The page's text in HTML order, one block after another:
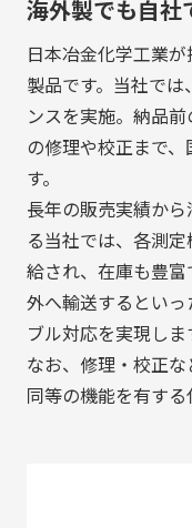
海外製でも自社
日本冶金化学工業
製品です。当社で
ンスを実施。納品
の修理や校正まで
す。
長年の販売実績か
る当社では、各測
給され、在庫も豊
外へ輸送するとい
ブル対応を実現しま
なお、修理・校正な
同等の機能を有する